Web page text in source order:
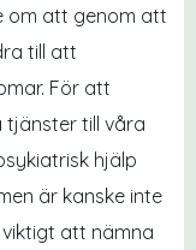
om att genom att
till att
För att
tjänster till våra
hjälp
är kanske inte
att nämna